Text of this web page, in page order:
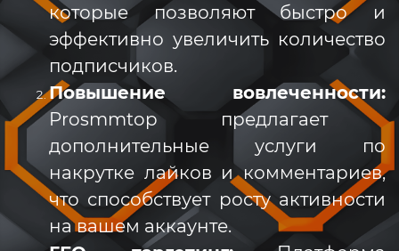
которые позволяют быстро и
эффективно увеличить количество
подписчиков.
Повышение вовлеченности:
Prosmmtop предлагает
дополнительные услуги по
накрутке лайков и комментариев,
что способствует росту активности
на вашем аккаунте.